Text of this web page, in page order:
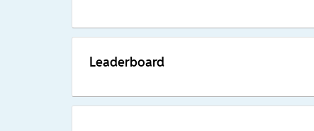
Leaderboard